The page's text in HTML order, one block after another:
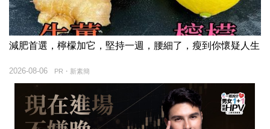
減肥首選，檸檬加它，堅持一週，腰細了，瘦到你懷疑人生
PR・新素簡
2026-08-06